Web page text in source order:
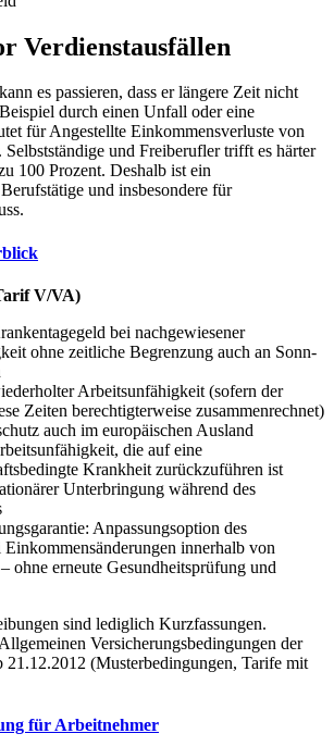
Verdienstausfällen
es passieren, dass er längere Zeit nicht
durch einen Unfall oder eine
für Angestellte Einkommensverluste von
Selbstständige und Freiberufler trifft es härter
100 Prozent. Deshalb ist ein
und insbesondere für
V/VA)
bei nachgewiesener
ohne zeitliche Begrenzung auch an Sonn-
Arbeitsunfähigkeit (sofern der
Zeiten berechtigterweise zusammenrechnet)
auch im europäischen Ausland
die auf eine
Krankheit zurückzuführen ist
Unterbringung während des
Anpassungsoption des
Einkommensänderungen innerhalb von
ohne erneute Gesundheitsprüfung und
sind lediglich Kurzfassungen.
Versicherungsbedingungen der
21.12.2012 (Musterbedingungen, Tarife mit
für Arbeitnehmer